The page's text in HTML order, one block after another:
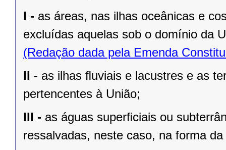
I - as áreas, nas ilhas oceânicas e
excluídas aquelas sob o domínio da
(Redação dada pela Emenda
II - as ilhas ﬂuviais e lacustres e as
pertencentes à União;
III - as águas superﬁciais ou
ressalvadas, neste caso, na forma